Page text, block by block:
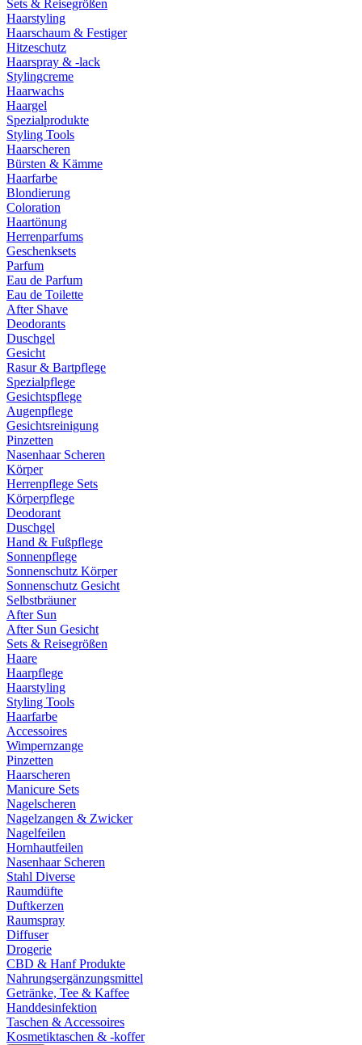
Sets & Reisegrößen
Haarstyling
Haarschaum & Festiger
Hitzeschutz
Haarspray & -lack
Stylingcreme
Haarwachs
Haargel
Spezialprodukte
Styling Tools
Haarscheren
Bürsten & Kämme
Haarfarbe
Blondierung
Coloration
Haartönung
Herrenparfums
Geschenksets
Parfum
Eau de Parfum
Eau de Toilette
After Shave
Deodorants
Duschgel
Gesicht
Rasur & Bartpflege
Spezialpflege
Gesichtspflege
Augenpflege
Gesichtsreinigung
Pinzetten
Nasenhaar Scheren
Körper
Herrenpflege Sets
Körperpflege
Deodorant
Duschgel
Hand & Fußpflege
Sonnenpflege
Sonnenschutz Körper
Sonnenschutz Gesicht
Selbstbräuner
After Sun
After Sun Gesicht
Sets & Reisegrößen
Haare
Haarpflege
Haarstyling
Styling Tools
Haarfarbe
Accessoires
Wimpernzange
Pinzetten
Haarscheren
Manicure Sets
Nagelscheren
Nagelzangen & Zwicker
Nagelfeilen
Hornhautfeilen
Nasenhaar Scheren
Stahl Diverse
Raumdüfte
Duftkerzen
Raumspray
Diffuser
Drogerie
CBD & Hanf Produkte
Nahrungsergänzungsmittel
Getränke, Tee & Kaffee
Handdesinfektion
Taschen & Accessoires
Kosmetiktaschen & -koffer